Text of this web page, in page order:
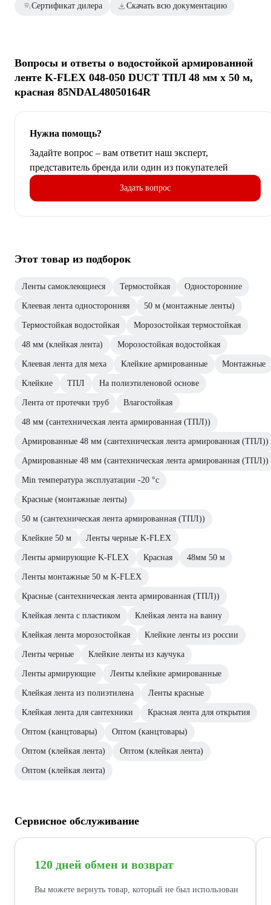
Сертификат дилера Скачать всю документацию
Вопросы и ответы о водостойкой армированной
ленте K-FLEX 048-050 DUCT ТПЛ 48 мм х 50 м,
красная 85NDAL48050164R
Нужна помощь?
Задайте вопрос – вам ответит наш эксперт,
представитель бренда или один из покупателей
Задать вопрос
Этот товар из подборок
Ленты самоклеющиеся Термостойкая Односторонние
Клеевая лента односторонняя 50 м (монтажные ленты)
Термостойкая водостойкая Морозостойкая термостойкая
48 мм (клейкая лента) Морозостойкая водостойкая
Клеевая лента для меха Клейкие армированные Монтажные
Клейкие ТПЛ На полиэтиленовой основе
Лента от протечки труб Влагостойкая
48 мм (сантехническая лента армированная (ТПЛ))
Армированные 48 мм (сантехническая лента армированная (ТПЛ))
Армированные 48 мм (сантехническая лента армированная (ТПЛ))
Min температура эксплуатации -20 °с
Красные (монтажные ленты)
50 м (сантехническая лента армированная (ТПЛ))
Клейкие 50 м Ленты черные K-FLEX
Ленты армирующие K-FLEX Красная 48мм 50 м
Ленты монтажные 50 м K-FLEX
Красные (сантехническая лента армированная (ТПЛ))
Клейкая лента с пластиком Клейкая лента на ванну
Клейкая лента морозостойкая Клейкие ленты из россии
Ленты черные Клейкие ленты из каучука
Ленты армирующие Ленты клейкие армированные
Клейкая лента из полиэтилена Ленты красные
Клейкая лента для сантехники Красная лента для открытия
Оптом (канцтовары) Оптом (канцтовары)
Оптом (клейкая лента) Оптом (клейкая лента)
Оптом (клейкая лента)
Сервисное обслуживание
120 дней обмен и возврат
Вы можете вернуть товар, который не был использован